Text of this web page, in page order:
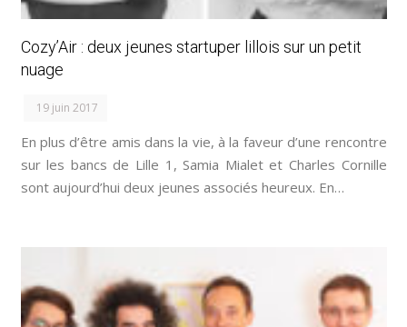
Cozy’Air : deux jeunes startuper lillois sur un petit
nuage
19 juin 2017
En plus d’être amis dans la vie, à la faveur d’une rencontre
sur les bancs de Lille 1, Samia Mialet et Charles Cornille
sont aujourd’hui deux jeunes associés heureux. En…